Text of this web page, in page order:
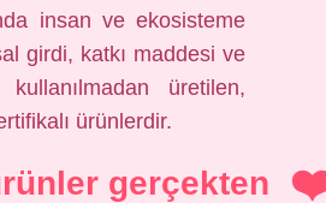
insan ve ekosisteme
girdi, katkı maddesi ve
kullanılmadan üretilen,
ürünlerdir.
gerçekten